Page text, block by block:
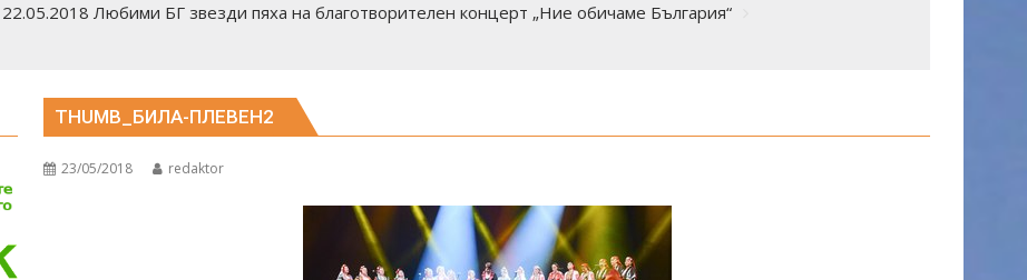
22.05.2018 Любими БГ звезди пяха на благотворителен концерт „Ние обичаме България“
THUMB_БИЛА-ПЛЕВЕН2
23/05/2018 redaktor